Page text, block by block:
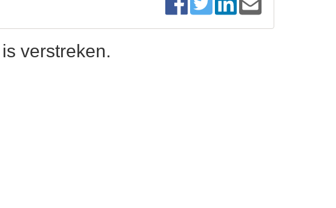
verstreken.